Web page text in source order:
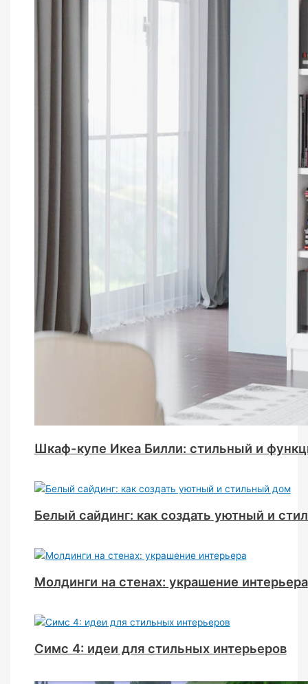
Шкаф-купе Икеа Билли: стильный и
Белый сайдинг: как создать уютный и
Молдинги на стенах: украшение интерьера
Симс 4: идеи для стильных интерьеров